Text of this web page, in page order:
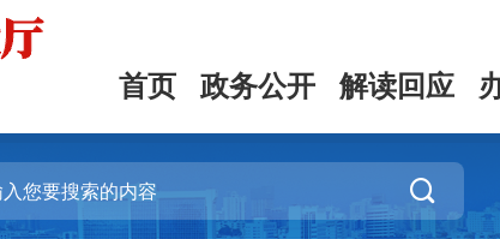
首页 政务公开 解读回应
